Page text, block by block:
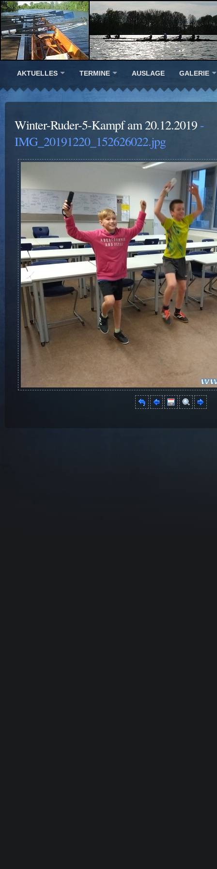
AKTUELLES TERMINE AUSLAGE GALERIE
Winter-Ruder-5-Kampf am 20.12.2019 -
IMG_20191220_152626022.jpg